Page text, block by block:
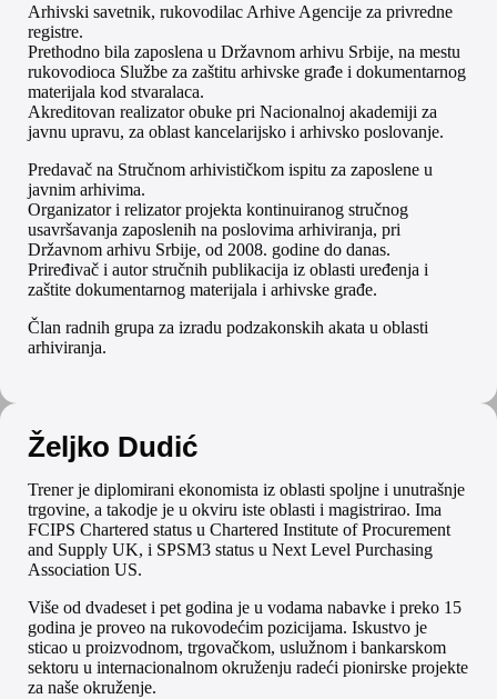
Arhivski savetnik, rukovodilac Arhive Agencije za privredne
registre.
Prethodno bila zaposlena u Državnom arhivu Srbije, na mestu
rukovodioca Službe za zaštitu arhivske građe i dokumentarnog
materijala kod stvaralaca.
Akreditovan realizator obuke pri Nacionalnoj akademiji za
javnu upravu, za oblast kancelarijsko i arhivsko poslovanje.
Predavač na Stručnom arhivističkom ispitu za zaposlene u
javnim arhivima.
Organizator i relizator projekta kontinuiranog stručnog
usavršavanja zaposlenih na poslovima arhiviranja, pri
Državnom arhivu Srbije, od 2008. godine do danas.
Priređivač i autor stručnih publikacija iz oblasti uređenja i
zaštite dokumentarnog materijala i arhivske građe.
Član radnih grupa za izradu podzakonskih akata u oblasti
arhiviranja.
Željko Dudić
Trener je diplomirani ekonomista iz oblasti spoljne i unutrašnje
trgovine, a takodje je u okviru iste oblasti i magistrirao. Ima
FCIPS Chartered status u Chartered Institute of Procurement
and Supply UK, i SPSM3 status u Next Level Purchasing
Association US.
Više od dvadeset i pet godina je u vodama nabavke i preko 15
godina je proveo na rukovodećim pozicijama. Iskustvo je
sticao u proizvodnom, trgovačkom, uslužnom i bankarskom
sektoru u internacionalnom okruženju radeći pionirske projekte
za naše okruženje.